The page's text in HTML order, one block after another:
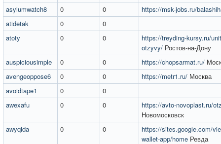
asylumwatch8
0 0
https://msk-jobs.ru/
atidetak
0
0
atoty
0 0
https://treyding-kursy.ru/
otzyvy/ Ростов-на-Дону
auspiciousimple
0 0 https://chopsarmat.ru/
avengeoppose6
0 0 https://metr1.ru/ Москва
avoidtape1
0
0
awexafu
0 0
https://avto-novoplast.ru/
Новомосковск
awyqida
0 0
https://sites.google.com/
wallet-app/home Ревда